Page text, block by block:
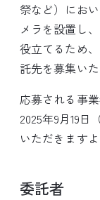
祭など）にお
メラを設置し
役立てるため
託先を募集いた
応募される事
2025年9月19
いただきます
委託者